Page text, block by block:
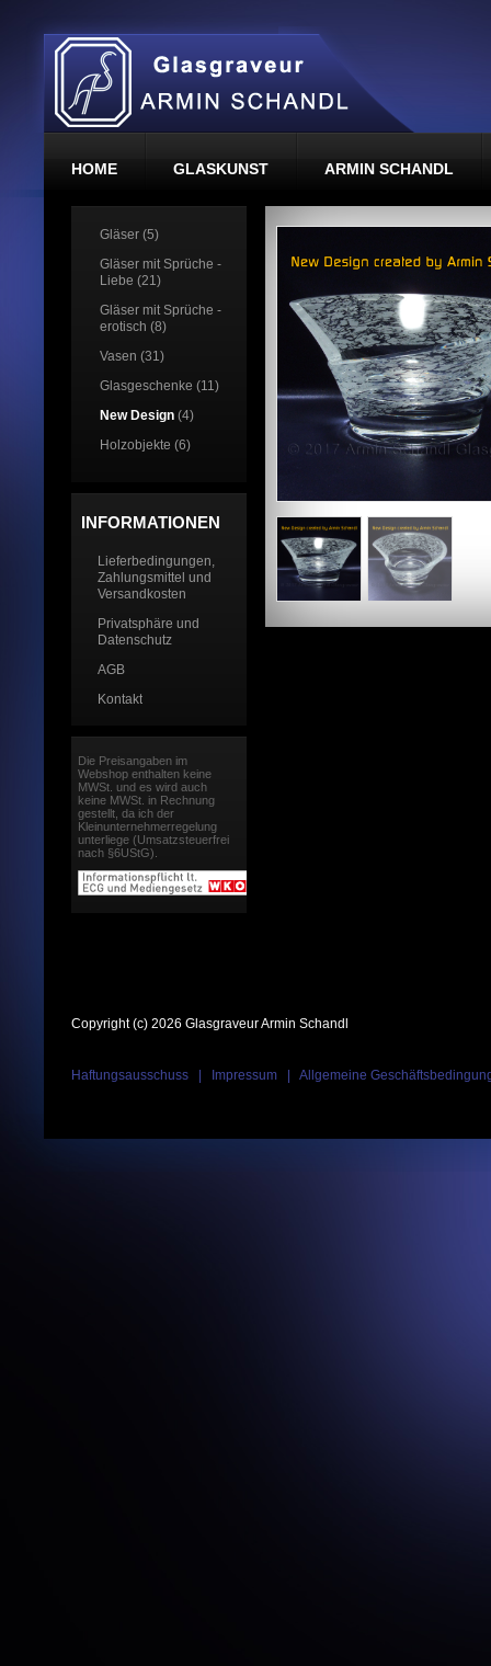
HOME GLASKUNST ARMIN SCHANDL
Gläser (5)
Gläser mit Sprüche -
Liebe (21)
Gläser mit Sprüche -
erotisch (8)
Vasen (31)
Glasgeschenke (11)
New Design (4)
Holzobjekte (6)
INFORMATIONEN
Lieferbedingungen,
Zahlungsmittel und
Versandkosten
Privatsphäre und
Datenschutz
AGB
Kontakt
Die Preisangaben im
Webshop enthalten keine
MWSt. und es wird auch
keine MWSt. in Rechnung
gestellt, da ich der
Kleinunternehmerregelung
unterliege (Umsatzsteuerfrei
nach §6UStG).
Copyright (c) 2026 Glasgraveur Armin Schandl
Haftungsausschuss Impressum Allgemeine